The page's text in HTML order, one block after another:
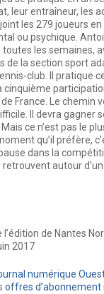
leur entraîneur, les
les 279 joueurs
ou psychique.
toutes les semaines,
de la section sport
club. Il pratique
cinquième
France. Le chemin
Il devra gagner
Mais ce n’est pas le
qu’il préfère,
dans la
retrouvent autour d’un
de Nantes
2017
numérique
offres d’abonnement